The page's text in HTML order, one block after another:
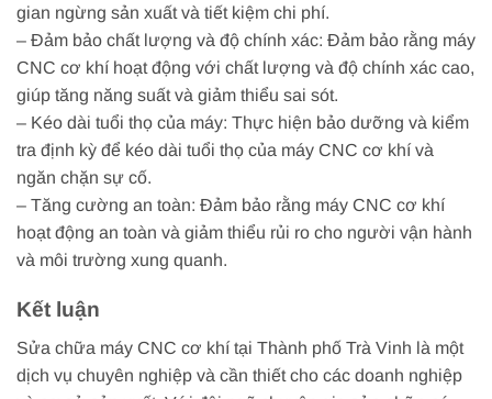
gian ngừng sản xuất và tiết kiệm chi phí.
– Đảm bảo chất lượng và độ chính xác: Đảm bảo rằng máy
CNC cơ khí hoạt động với chất lượng và độ chính xác cao,
giúp tăng năng suất và giảm thiểu sai sót.
– Kéo dài tuổi thọ của máy: Thực hiện bảo dưỡng và kiểm
tra định kỳ để kéo dài tuổi thọ của máy CNC cơ khí và
ngăn chặn sự cố.
– Tăng cường an toàn: Đảm bảo rằng máy CNC cơ khí
hoạt động an toàn và giảm thiểu rủi ro cho người vận hành
và môi trường xung quanh.
Kết luận
Sửa chữa máy CNC cơ khí tại Thành phố Trà Vinh là một
dịch vụ chuyên nghiệp và cần thiết cho các doanh nghiệp